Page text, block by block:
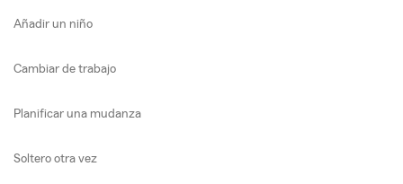
Añadir un niño
Cambiar de trabajo
Planificar una mudanza
Soltero otra vez